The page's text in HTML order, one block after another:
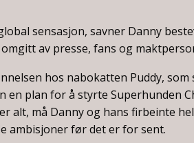
sensasjon, savner Danny
av presse, fans og
hos nabokatten Puddy,
en plan for å styrte Superhunden
alt, må Danny og hans firbeinte
ambisjoner før det er for sent.